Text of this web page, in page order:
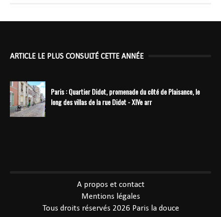
ARTICLE LE PLUS CONSULTÉ CETTE ANNÉE
Paris : Quartier Didot, promenade du côté de Plaisance, le
long des villas de la rue Didot - XIVe arr
A propos et contact
Mentions légales
Tous droits réservés 2026 Paris la douce